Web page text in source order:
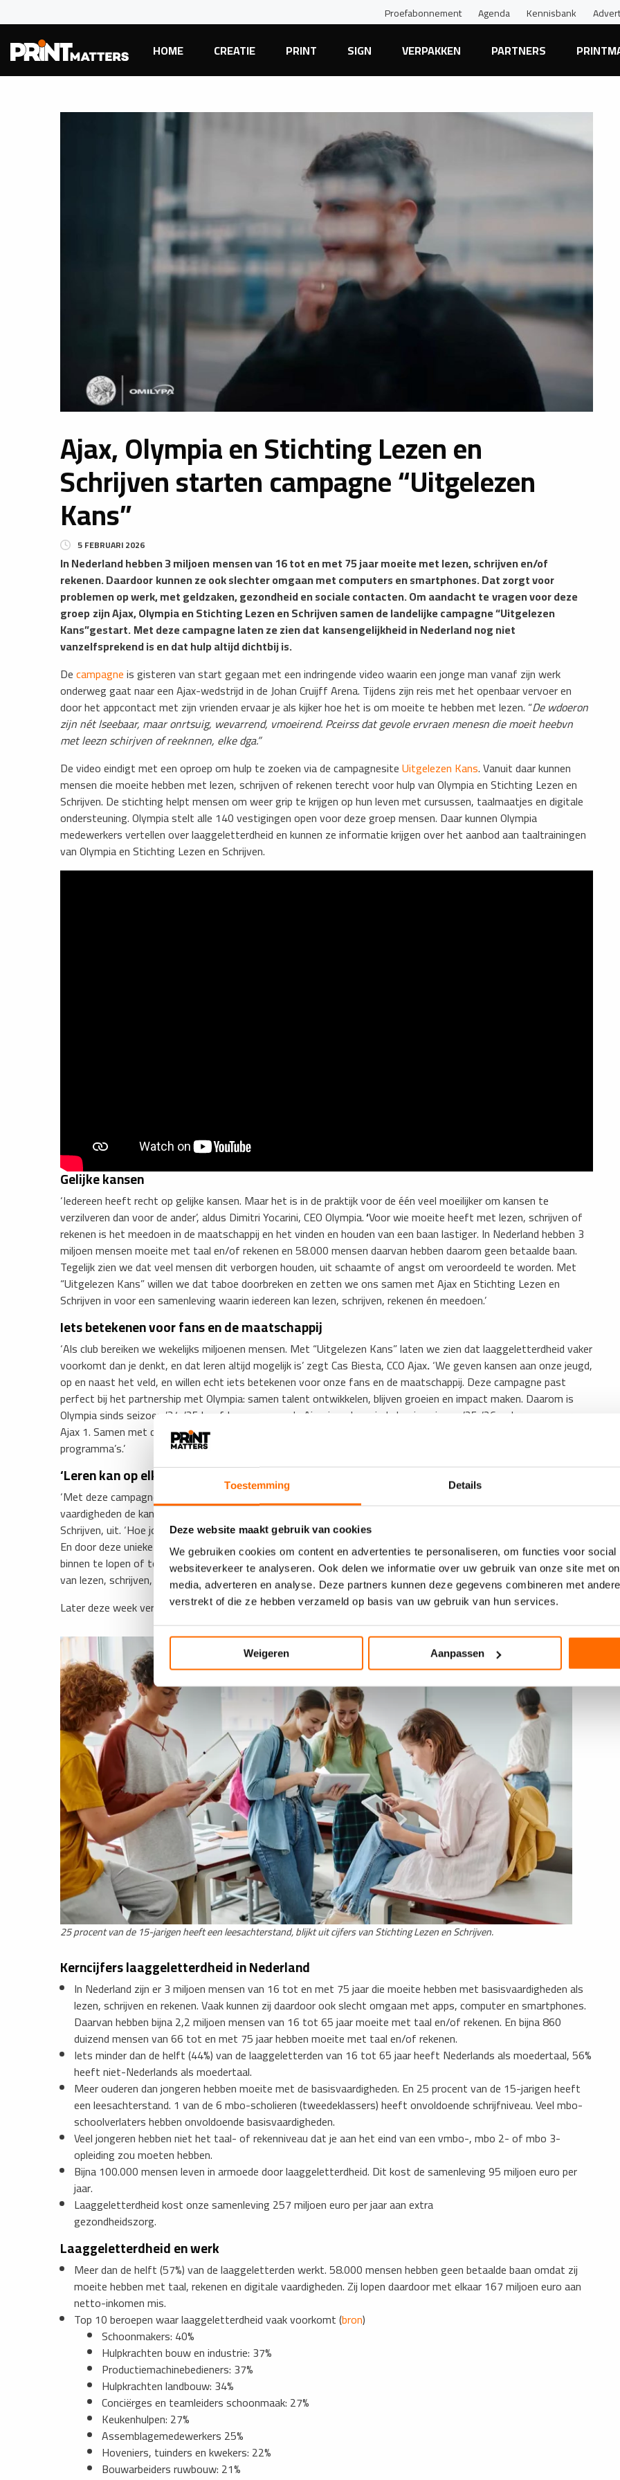
Toestemming Details
Deze website maakt gebruik van cookies
We gebruiken cookies om content en advertenties te personaliseren, om functies voor
websiteverkeer te analyseren. Ook delen we informatie over uw gebruik van onze site met
media, adverteren en analyse. Deze partners kunnen deze gegevens combineren met
verstrekt of die ze hebben verzameld op basis van uw gebruik van hun services.
Weigeren Aanpassen
Proefabonnement Agenda Kennisbank
HOME CREATIE PRINT SIGN VERPAKKEN PARTNERS
Ajax, Olympia en Stichting Lezen en
Schrijven starten campagne “Uitgelezen
Kans”
5 FEBRUARI 2026
In Nederland hebben 3 miljoenmensen van 16 tot en met 75 jaar moeite met lezen, schrijven en/of
rekenen. Daardoorkunnen ze ook slechter omgaan met computers en smartphones. Dat zorgt voor
problemen op werk, met geldzaken, gezondheid en sociale contacten. Om aandacht tevragen voor deze
groepzijn Ajax, Olympia en Stichting Lezen en Schrijven samen de landelijke campagne “Uitgelezen
Kans”gestart.Met deze campagne laten ze zien dat kansengelijkheid in Nederland nog niet
vanzelfsprekend is en dat hulp altijd dichtbij is.
Decampagneis gisteren van start gegaan met een indringende video waarin een jonge man vanaf zijn werk
onderweg gaat naar een Ajax-wedstrijd in de Johan Cruijff Arena. Tijdens zijn reis met het openbaar vervoer en
door het appcontact met zijn vrienden ervaar je als kijker hoe het is om moeite te hebben met lezen. “De wdoeron
zijn nét lseebaar, maar onrtsuig, wevarrend, vmoeirend. Pceirss dat gevole ervraen menesn die moeit heebvn
met leezn schirjven of reeknnen, elke dga.”
De video eindigt met een oproep om hulp te zoeken via de campagnesiteUitgelezen Kans. Vanuit daar kunnen
mensen die moeite hebben met lezen, schrijven of rekenen terecht voor hulp van Olympia en Stichting Lezen en
Schrijven. De stichting helpt mensen om weer grip te krijgen op hun leven met cursussen, taalmaatjes en digitale
ondersteuning. Olympia stelt alle 140 vestigingen open voor deze groep mensen. Daar kunnen Olympia
medewerkers vertellen over laaggeletterdheid en kunnen ze informatie krijgen over het aanbod aan taaltrainingen
van Olympia en Stichting Lezen en Schrijven.
Gelijke kansen
‘Iedereen heeft recht op gelijke kansen. Maar het is in de praktijk voor de één veel moeilijker om kansen te
verzilveren dan voor de ander’, aldus Dimitri Yocarini, CEO Olympia.‘Voor wie moeite heeft met lezen, schrijven of
rekenen is het meedoen in de maatschappij en het vinden en houden van een baan lastiger. In Nederland hebben 3
miljoen mensen moeite met taal en/of rekenen en 58.000 mensen daarvan hebben daarom geen betaalde baan.
Tegelijk zien we dat veel mensen dit verborgen houden, uit schaamte of angst om veroordeeld te worden. Met
“Uitgelezen Kans” willen we dat taboe doorbreken en zetten we ons samen met Ajax en Stichting Lezen en
Schrijven in voor een samenleving waarin iedereen kan lezen, schrijven, rekenen én meedoen.’
Iets betekenen voor fans en de maatschappij
‘Als club bereiken we wekelijks miljoenen mensen. Met “Uitgelezen Kans” laten we zien dat laaggeletterdheid vaker
voorkomt dan je denkt, en dat leren altijd mogelijk is’ zegt Cas Biesta, CCO Ajax.‘We geven kansen aan onze jeugd,
op en naast het veld, en willen echt iets betekenen voor onze fans en de maatschappij. Deze campagne past
perfect bij het partnership met Olympia: samen talent ontwikkelen, blijven groeien en impact maken. Daarom is
Olympia sinds seizoen ’24-’25 hoofdsponsor van de Ajax-jeugd en sinds begin seizoen ’25-’26 ook rugsponsor van
Ajax 1. Samen met de Ajax Foundation zorgen we ervoor dat dit thema ook terugkomt in toekomstige
programma’s.’
‘Leren kan op elke leeftijd’
‘Met deze campagne zetten we erop in dat iedereen die moeite heeft met lezen, schrijven, rekenen en digitale
vaardigheden de kans grijpt om dat bij te leren’, legt Hanneke Propitius, directeur-bestuurder Stichting Lezen en
Schrijven, uit. ‘Hoe jong of oud je ook bent: zorg ervoor dat je geen kansen mist omdat je hier moeite mee hebt.
En door deze unieke samenwerking kan dat heel makkelijk door vandaag bij 1 van de 140 Olympia uitzendbureaus
binnen te lopen of te bellen met de landelijke gratis hulplijn Ik Wil Leren via 0800 – 023 44 44. Want het (bij)leren
van lezen, schrijven, rekenen en digitale vaardigheden kan altijd en op elke leeftijd!’
​Later deze week verschijnt een tweede video met reacties van ervaringsdeskundigen.
25 procent van de 15-jarigen heeft een leesachterstand, blijkt uit cijfers van Stichting Lezen en Schrijven.
Kerncijfers laaggeletterdheid in Nederland
In Nederland zijn er 3 miljoen mensen van 16 tot en met 75 jaar die moeite hebben met basisvaardigheden als
lezen, schrijven en rekenen. Vaak kunnen zij daardoor ook slecht omgaan met apps, computer en smartphones.
Daarvan hebben bijna 2,2 miljoen mensen van 16 tot 65 jaar moeite met taal en/of rekenen. En bijna 860
duizend mensen van 66 tot en met 75 jaar hebben moeite met taal en/of rekenen.
Iets minder dan de helft (44%) van de laaggeletterden van 16 tot 65 jaar heeft Nederlands als moedertaal, 56%
heeft niet-Nederlands als moedertaal.
Meer ouderen dan jongeren hebben moeite met de basisvaardigheden. En 25 procent van de 15-jarigen heeft
een leesachterstand. 1 van de 6 mbo-scholieren (tweedeklassers) heeft onvoldoende schrijfniveau. Veel mbo-
schoolverlaters hebben onvoldoende basisvaardigheden.
Veel jongeren hebben niet het taal- of rekenniveau dat je aan het eind van een vmbo-, mbo 2- of mbo 3-
opleiding zou moeten hebben.
Bijna 100.000 mensen leven in armoede door laaggeletterdheid. Dit kost de samenleving 95 miljoen euro per
jaar.
Laaggeletterdheid kost onze samenleving 257 miljoen euro per jaar aan extra
gezondheidszorg.
Laaggeletterdheid en werk
Meer dan de helft (57%) van de laaggeletterden werkt. 58.000 mensen hebben geen betaalde baan omdat zij
moeite hebben met taal, rekenen en digitale vaardigheden. Zij lopen daardoor met elkaar 167 miljoen euro aan
netto-inkomen mis.
Top 10 beroepen waar laaggeletterdheid vaak voorkomt (bron)
Schoonmakers: 40%
Hulpkrachten bouw en industrie: 37%
Productiemachinebedieners: 37%
Hulpkrachten landbouw: 34%
Conciërges en teamleiders schoonmaak: 27%
Keukenhulpen: 27%
Assemblagemedewerkers 25%
Hoveniers, tuinders en kwekers: 22%
Bouwarbeiders ruwbouw: 21%